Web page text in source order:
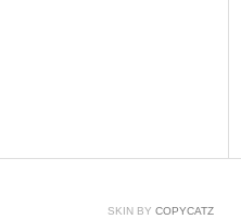
SKIN BY COPYCATZ